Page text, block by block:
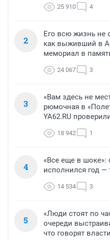
25 910 4
2
Его всю жизнь не
как выживший в
мемориал в
24 067 3
3
«Вам здесь не
рюмочная в
YA62.RU
18 942 1
4
«Все еще в шоке»:
исполнился год —
14 534 3
5
«Люди стоят по
очереди
что говорят власти